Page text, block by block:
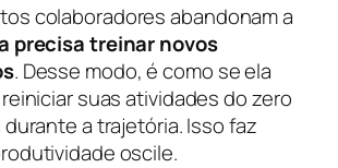
colaboradores abandonam a
precisa treinar novos
. Desse modo, é como se ela
suas atividades do zero
durante a trajetória. Isso faz
oscile.